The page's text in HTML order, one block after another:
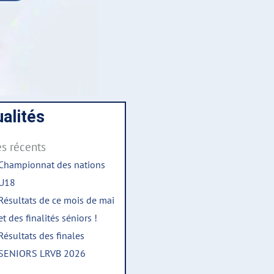
récents
des nations
de ce mois de mai
des finalités séniors !
des finales
LRVB 2026